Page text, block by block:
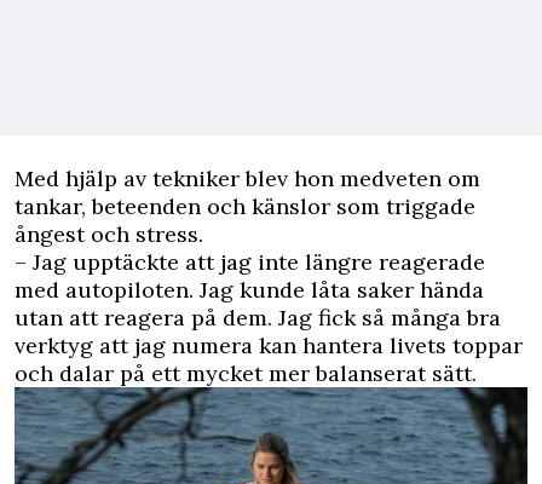
Med hjälp av tekniker blev hon medveten om
tankar, beteenden och känslor som triggade
ångest och stress.
– Jag upptäckte att jag inte längre reagerade
med autopiloten. Jag kunde låta saker hända
utan att reagera på dem. Jag fick så många bra
verktyg att jag numera kan hantera livets toppar
och dalar på ett mycket mer balanserat sätt.